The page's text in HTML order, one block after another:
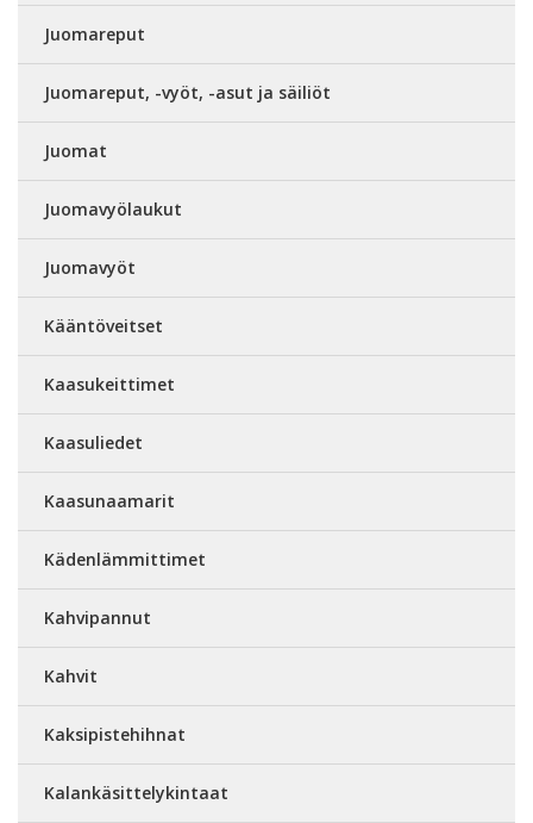
Juomareput
Juomareput, -vyöt, -asut ja säiliöt
Juomat
Juomavyölaukut
Juomavyöt
Kääntöveitset
Kaasukeittimet
Kaasuliedet
Kaasunaamarit
Kädenlämmittimet
Kahvipannut
Kahvit
Kaksipistehihnat
Kalankäsittelykintaat